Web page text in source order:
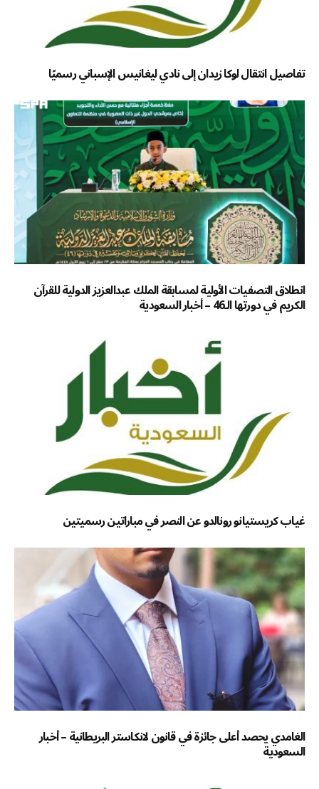
تفاصيل انتقال لوكا زيدان إلى نادي ليغانيس الإسباني رسميًا
انطلاق التصفيات الأولية لمسابقة الملك عبدالعزيز الدولية للقرآن
الكريم في دورتها الـ46 – أخبار السعودية
غياب كريستيانو رونالدو عن النصر في مباراتين رسميتين
الغامدي يحصد أعلى جائزة في قانون لانكاستر البريطانية – أخبار
السعودية